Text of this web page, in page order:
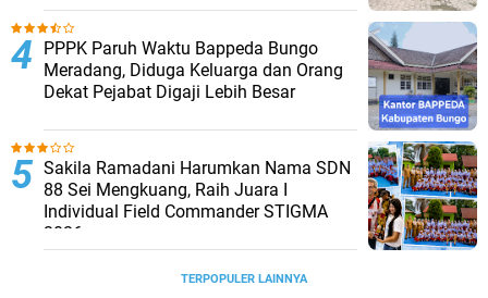
PPPK Paruh Waktu Bappeda Bungo
Meradang, Diduga Keluarga dan Orang
Dekat Pejabat Digaji Lebih Besar
Sakila Ramadani Harumkan Nama SDN
88 Sei Mengkuang, Raih Juara I
Individual Field Commander STIGMA
2026
TERPOPULER LAINNYA